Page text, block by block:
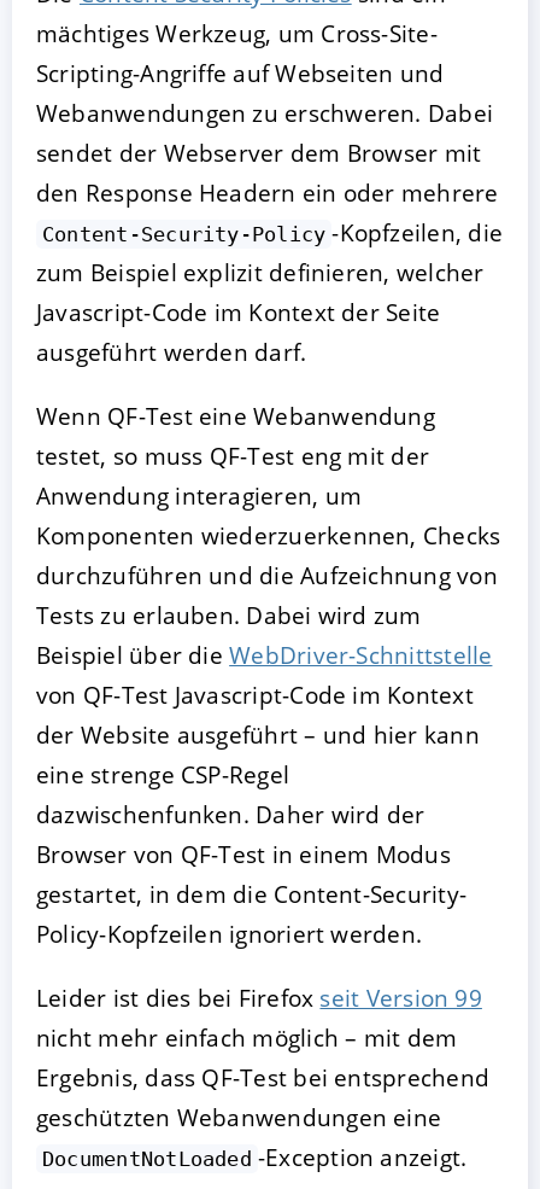
mächtiges Werkzeug, um Cross-Site-
Scripting-Angriffe auf Webseiten und
Webanwendungen zu erschweren. Dabei
sendet der Webserver dem Browser mit
den Response Headern ein oder mehrere
Content-Security-Policy -Kopfzeilen, die
zum Beispiel explizit definieren, welcher
Javascript-Code im Kontext der Seite
ausgeführt werden darf.
Wenn QF-Test eine Webanwendung
testet, so muss QF-Test eng mit der
Anwendung interagieren, um
Komponenten wiederzuerkennen, Checks
durchzuführen und die Aufzeichnung von
Tests zu erlauben. Dabei wird zum
Beispiel über dieWebDriver-Schnittstelle
von QF-Test Javascript-Code im Kontext
der Website ausgeführt – und hier kann
eine strenge CSP-Regel
dazwischenfunken. Daher wird der
Browser von QF-Test in einem Modus
gestartet, in dem die Content-Security-
Policy-Kopfzeilen ignoriert werden.
Leider ist dies bei Firefox seit Version 99
nicht mehr einfach möglich – mit dem
Ergebnis, dass QF-Test bei entsprechend
geschützten Webanwendungen eine
DocumentNotLoaded -Exception anzeigt.